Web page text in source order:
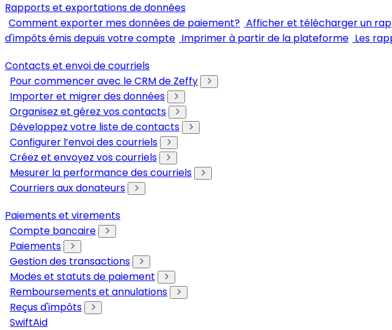
Rapports et exportations de données
Comment exporter mes données de paiement? Afficher et télécharger un
d'impôts émis depuis votre compte Imprimer à partir de la plateforme Les
Contacts et envoi de courriels
Pour commencer avec le CRM de Zeffy
Importer et migrer des données
Organisez et gérez vos contacts
Développez votre liste de contacts
Configurer l’envoi des courriels
Créez et envoyez vos courriels
Mesurer la performance des courriels
Courriers aux donateurs
Paiements et virements
Compte bancaire
Paiements
Gestion des transactions
Modes et statuts de paiement
Remboursements et annulations
Reçus d'impôts
SwiftAid